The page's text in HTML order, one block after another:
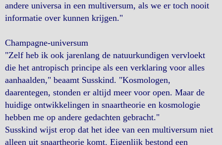
andere universa in een multiversum, als we er toch nooit
informatie over kunnen krijgen."
Champagne-universum
"Zelf heb ik ook jarenlang de natuurkundigen vervloekt
die het antropisch principe als een verklaring voor alles
aanhaalden," beaamt Susskind. "Kosmologen,
daarentegen, stonden er altijd meer voor open. Maar de
huidige ontwikkelingen in snaartheorie en kosmologie
hebben me op andere gedachten gebracht."
Susskind wijst erop dat het idee van een multiversum niet
alleen uit snaartheorie komt. Eigenlijk bestond een